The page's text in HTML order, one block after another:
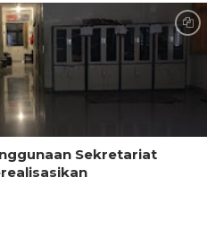
Sekretariat